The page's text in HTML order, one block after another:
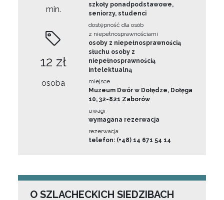
min.
12 zł
osoba
szkoły ponadpodstawowe,
seniorzy, studenci
dostępność dla osób
z niepełnosprawnościami
osoby z niepełnosprawnością
słuchu osoby z
niepełnosprawnością
intelektualną
miejsce
Muzeum Dwór w Dołędze, Dołęga
10, 32-821 Zaborów
uwagi
wymagana rezerwacja
rezerwacja
telefon: (+48) 14 671 54 14
O SZLACHECKICH SIEDZIBACH